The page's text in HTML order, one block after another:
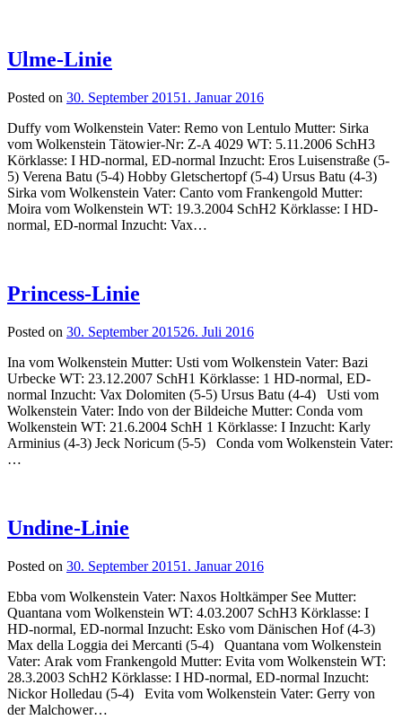
Ulme-Linie
Posted on 30. September 20151. Januar 2016
Duffy vom Wolkenstein Vater: Remo von Lentulo Mutter: Sirka
vom Wolkenstein Tätowier-Nr: Z-A 4029 WT: 5.11.2006 SchH3
Körklasse: I HD-normal, ED-normal Inzucht: Eros Luisenstraße (5-
5) Verena Batu (5-4) Hobby Gletschertopf (5-4) Ursus Batu (4-3)
Sirka vom Wolkenstein Vater: Canto vom Frankengold Mutter:
Moira vom Wolkenstein WT: 19.3.2004 SchH2 Körklasse: I HD-
normal, ED-normal Inzucht: Vax…
Princess-Linie
Posted on 30. September 201526. Juli 2016
Ina vom Wolkenstein Mutter: Usti vom Wolkenstein Vater: Bazi
Urbecke WT: 23.12.2007 SchH1 Körklasse: 1 HD-normal, ED-
normal Inzucht: Vax Dolomiten (5-5) Ursus Batu (4-4) Usti vom
Wolkenstein Vater: Indo von der Bildeiche Mutter: Conda vom
Wolkenstein WT: 21.6.2004 SchH 1 Körklasse: I Inzucht: Karly
Arminius (4-3) Jeck Noricum (5-5) Conda vom Wolkenstein Vater:
…
Undine-Linie
Posted on 30. September 20151. Januar 2016
Ebba vom Wolkenstein Vater: Naxos Holtkämper See Mutter:
Quantana vom Wolkenstein WT: 4.03.2007 SchH3 Körklasse: I
HD-normal, ED-normal Inzucht: Esko vom Dänischen Hof (4-3)
Max della Loggia dei Mercanti (5-4) Quantana vom Wolkenstein
Vater: Arak vom Frankengold Mutter: Evita vom Wolkenstein WT:
28.3.2003 SchH2 Körklasse: I HD-normal, ED-normal Inzucht:
Nickor Holledau (5-4) Evita vom Wolkenstein Vater: Gerry von
der Malchower…